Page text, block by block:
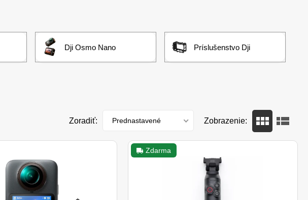
Dji Osmo Nano Príslušenstvo Dji
Zoradiť: Prednastavené Zobrazenie:
Zdarma